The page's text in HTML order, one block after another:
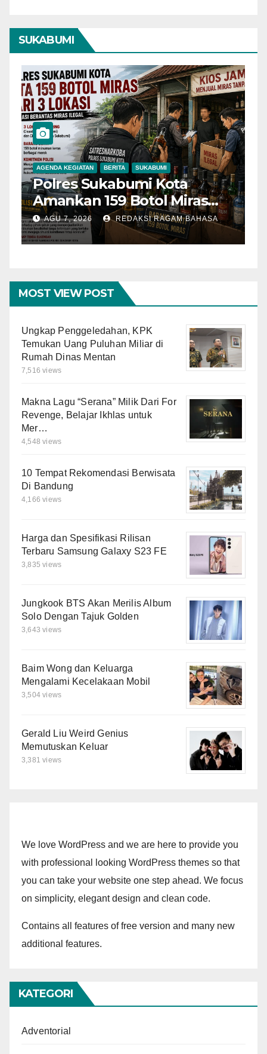
SUKABUMI
AGENDA KEGIATAN BERITA SUKABUMI
Polres Sukabumi Kota
Amankan 159 Botol Miras
Ilegal dari Tiga Lokasi dalam
Operasi Penyakit
AGU 7, 2026 REDAKSI RAGAM BAHASA
MOST VIEW POST
Ungkap Penggeledahan, KPK
Temukan Uang Puluhan Miliar di
Rumah Dinas Mentan
7,516 views
Makna Lagu “Serana” Milik Dari For
Revenge, Belajar Ikhlas untuk
Mer…
4,548 views
10 Tempat Rekomendasi Berwisata
Di Bandung
4,166 views
Harga dan Spesifikasi Rilisan
Terbaru Samsung Galaxy S23 FE
3,835 views
Jungkook BTS Akan Merilis Album
Solo Dengan Tajuk Golden
3,643 views
Baim Wong dan Keluarga
Mengalami Kecelakaan Mobil
3,504 views
Gerald Liu Weird Genius
Memutuskan Keluar
3,381 views
We love WordPress and we are here to provide you
with professional looking WordPress themes so that
you can take your website one step ahead. We focus
on simplicity, elegant design and clean code.
Contains all features of free version and many new
additional features.
KATEGORI
Adventorial